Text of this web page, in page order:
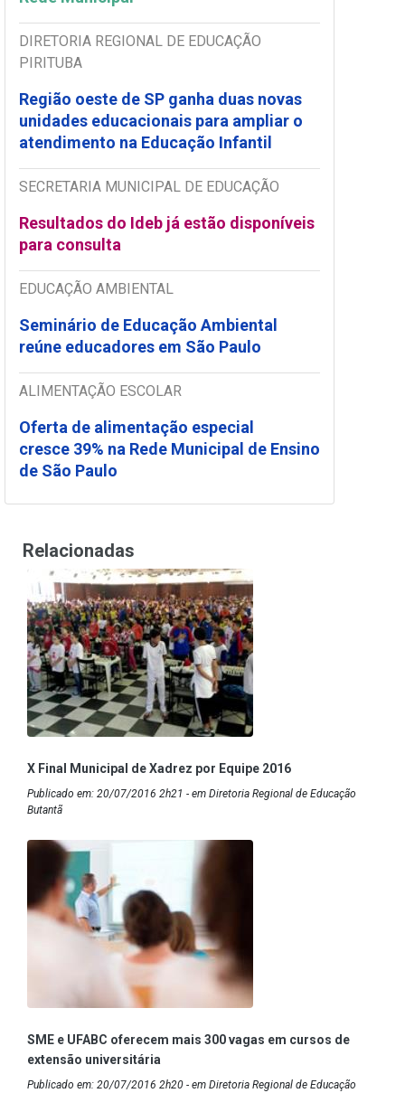
DIRETORIA REGIONAL DE EDUCAÇÃO
PIRITUBA
Região oeste de SP ganha duas novas
unidades educacionais para ampliar o
atendimento na Educação Infantil
SECRETARIA MUNICIPAL DE EDUCAÇÃO
Resultados do Ideb já estão disponíveis
para consulta
EDUCAÇÃO AMBIENTAL
Seminário de Educação Ambiental
reúne educadores em São Paulo
ALIMENTAÇÃO ESCOLAR
Oferta de alimentação especial
cresce 39% na Rede Municipal de Ensino
de São Paulo
Relacionadas
X Final Municipal de Xadrez por Equipe 2016
Publicado em: 20/07/2016 2h21 - em Diretoria Regional de Educação
Butantã
SME e UFABC oferecem mais 300 vagas em cursos de
extensão universitária
Publicado em: 20/07/2016 2h20 - em Diretoria Regional de Educação